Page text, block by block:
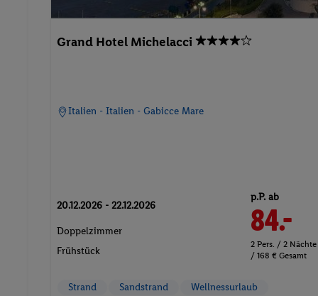
Grand Hotel Michelacci
Italien - Italien - Gabicce Mare
20.12.2026 - 22.12.2026
Doppelzimmer
Frühstück
p.P. ab
84.-
2 Pers. / 2 Nächte
/ 168 € Gesamt
Strand Sandstrand Wellnessurlaub